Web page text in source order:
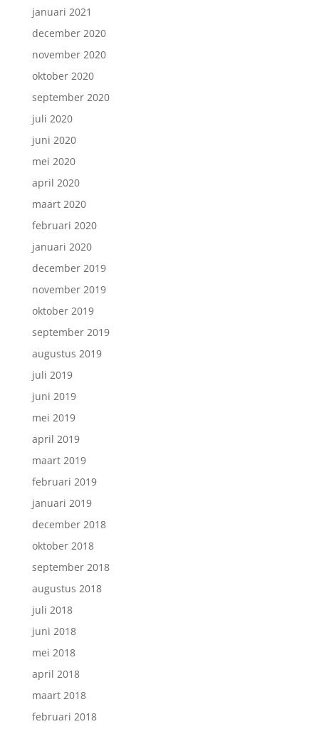
januari 2021
december 2020
november 2020
oktober 2020
september 2020
juli 2020
juni 2020
mei 2020
april 2020
maart 2020
februari 2020
januari 2020
december 2019
november 2019
oktober 2019
september 2019
augustus 2019
juli 2019
juni 2019
mei 2019
april 2019
maart 2019
februari 2019
januari 2019
december 2018
oktober 2018
september 2018
augustus 2018
juli 2018
juni 2018
mei 2018
april 2018
maart 2018
februari 2018